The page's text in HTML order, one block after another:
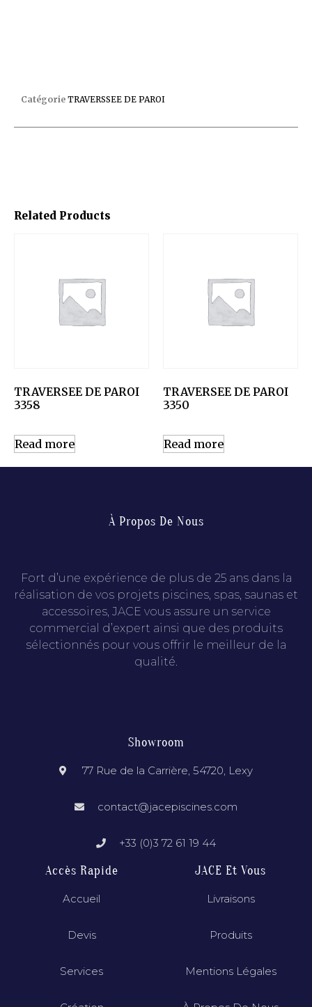
Related Products
TRAVERSEE DE PAROI
3358
Read more
TRAVERSEE DE PAROI
3350
Read more
Catégorie TRAVERSSEE DE PAROI
À Propos De Nous
Fort d’une expérience de plus de 25 ans dans la
réalisation de vos projets piscines, spas, saunas et
accessoires, JACE vous assure un service
commercial d’expert ainsi que des produits
sélectionnés pour vous offrir le meilleur de la
qualité.
Showroom
77 Rue de la Carrière, 54720, Lexy
contact@jacepiscines.com
+33 (0)3 72 61 19 44
Accès Rapide
Accueil
Devis
Services
JACE Et Vous
Livraisons
Produits
Mentions Légales